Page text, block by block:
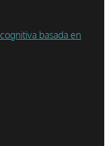
basada en